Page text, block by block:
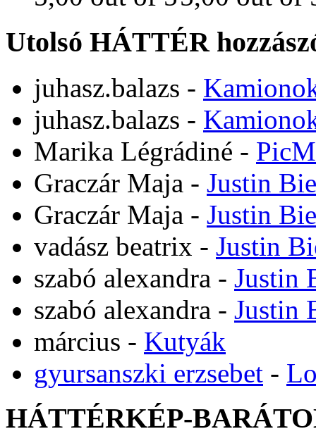
Utolsó HÁTTÉR
juhasz.balazs -
juhasz.balazs -
Marika Légrádiné -
Graczár Maja - Justin
Graczár Maja - Justin
vadász beatrix - Justin
szabó alexandra - Justin
szabó alexandra - Justin
március - Kutyák
gyursanszki erzsebet -
HÁTTÉRKÉP-